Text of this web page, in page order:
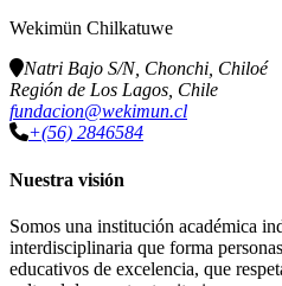
Wekimün Chilkatuwe
Natri Bajo S/N, Chonchi, Chiloé
Región de Los Lagos, Chile
fundacion@wekimun.cl
+(56) 2846584
Nuestra visión
Somos una institución académica
interdisciplinaria que forma
educativos de excelencia, que